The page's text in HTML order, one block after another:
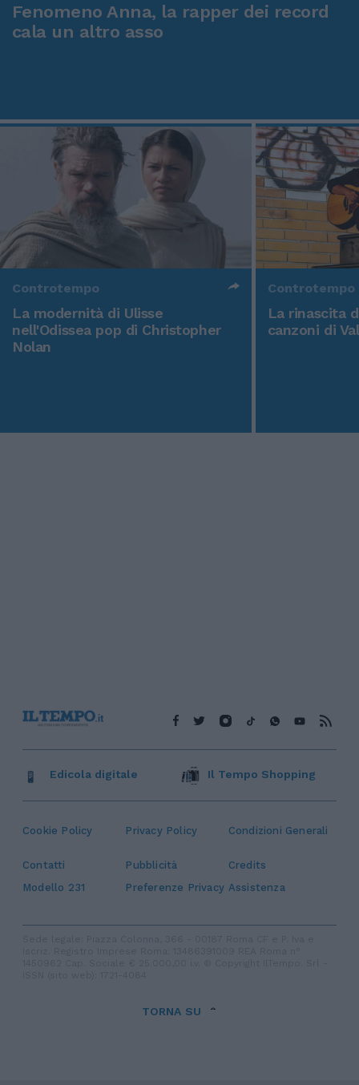
Fenomeno Anna, la rapper dei record
cala un altro asso
Controtempo
La modernità di Ulisse
nell'Odissea pop di Christopher
Nolan
Controtempo
La rinascita
canzoni di
Cookie Policy Privacy Policy Condizioni Generali
Contatti Pubblicità
Credits
Modello 231
Preferenze Privacy Assistenza
Edicola digitale Il Tempo Shopping
TORNA SU